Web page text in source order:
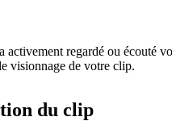
activement regardé ou écouté
visionnage de votre clip.
du clip